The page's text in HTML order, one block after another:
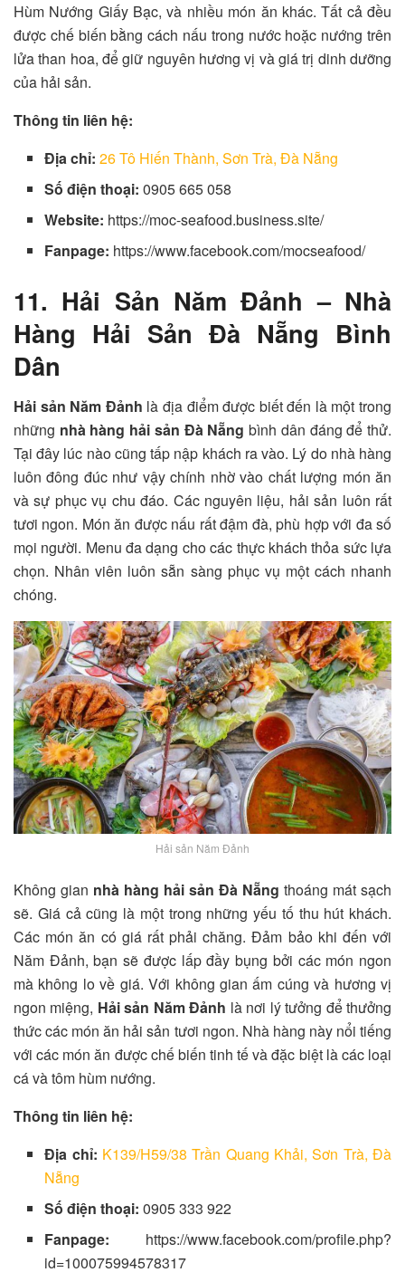
Hùm Nướng Giấy Bạc, và nhiều món ăn khác. Tất cả đều
được chế biến bằng cách nấu trong nước hoặc nướng trên
lửa than hoa, để giữ nguyên hương vị và giá trị dinh dưỡng
của hải sản.
Thông tin liên hệ:
Địa chỉ: 26 Tô Hiến Thành, Sơn Trà, Đà Nẵng
Số điện thoại: 0905 665 058
Website: https://moc-seafood.business.site/
Fanpage: https://www.facebook.com/mocseafood/
11. Hải Sản Năm Đảnh – Nhà
Hàng Hải Sản Đà Nẵng Bình
Dân
Hải sản Năm Đảnh là địa điểm được biết đến là một trong
những nhà hàng hải sản Đà Nẵng bình dân đáng để thử.
Tại đây lúc nào cũng tấp nập khách ra vào. Lý do nhà hàng
luôn đông đúc như vậy chính nhờ vào chất lượng món ăn
và sự phục vụ chu đáo. Các nguyên liệu, hải sản luôn rất
tươi ngon. Món ăn được nấu rất đậm đà, phù hợp với đa số
mọi người. Menu đa dạng cho các thực khách thỏa sức lựa
chọn. Nhân viên luôn sẵn sàng phục vụ một cách nhanh
chóng.
Hải sản Năm Đảnh
Không gian nhà hàng hải sản Đà Nẵng thoáng mát sạch
sẽ. Giá cả cũng là một trong những yếu tố thu hút khách.
Các món ăn có giá rất phải chăng. Đảm bảo khi đến với
Năm Đảnh, bạn sẽ được lấp đầy bụng bởi các món ngon
mà không lo về giá. Với không gian ấm cúng và hương vị
ngon miệng, Hải sản Năm Đảnh là nơi lý tưởng để thưởng
thức các món ăn hải sản tươi ngon. Nhà hàng này nổi tiếng
với các món ăn được chế biến tinh tế và đặc biệt là các loại
cá và tôm hùm nướng.
Thông tin liên hệ:
Địa chỉ: K139/H59/38 Trần Quang Khải, Sơn Trà, Đà
Nẵng
Số điện thoại: 0905 333 922
Fanpage: https://www.facebook.com/profile.php?
id=100075994578317